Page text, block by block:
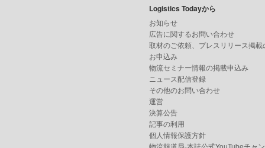
Logistics Todayから
お知らせ
広告に関するお問い合わせ
取材のご依頼、プレスリリース掲載
お申込み
物流セミナー情報の掲載申込み
ニュース配信登録
その他のお問い合わせ
運営
決算公告
記事の利用
個人情報保護方針
物流報道局-本誌公式YouTubeチャ